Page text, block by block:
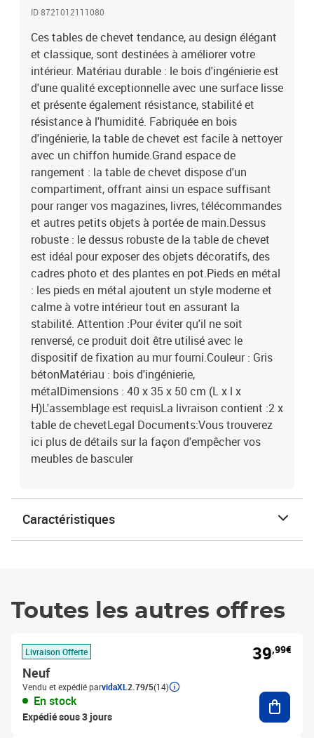
ID 8721012111080
Ces tables de chevet tendance, au design élégant
et classique, sont destinées à améliorer votre
intérieur. Matériau durable : le bois d'ingénierie est
d'une qualité exceptionnelle avec une surface lisse
et présente également résistance, stabilité et
résistance à l'humidité. Fabriquée en bois
d'ingénierie, la table de chevet est facile à nettoyer
avec un chiffon humide.Grand espace de
rangement : la table de chevet dispose d'un
compartiment, offrant ainsi un espace suffisant
pour ranger vos magazines, livres, télécommandes
et autres petits objets à portée de main.Dessus
robuste : le dessus robuste de la table de chevet
est idéal pour exposer des objets décoratifs, des
cadres photo et des plantes en pot.Pieds en métal
: les pieds en métal ajoutent un style moderne et
calme à votre intérieur tout en assurant la
stabilité. Attention :Pour éviter qu'il ne soit
renversé, ce produit doit être utilisé avec le
dispositif de fixation au mur fourni.Couleur : Gris
bétonMatériau : bois d'ingénierie,
métalDimensions : 40 x 35 x 50 cm (L x l x
H)L'assemblage est requisLa livraison contient :2 x
table de chevetLegal Documents:Vous trouverez
ici plus de détails sur la façon d'empêcher vos
meubles de basculer
Caractéristiques
Toutes les autres offres
Livraison Offerte
Neuf
Vendu et expédié parvidaXL 2.79/5(14)
En stock
Expédié sous 3 jours
39,99€